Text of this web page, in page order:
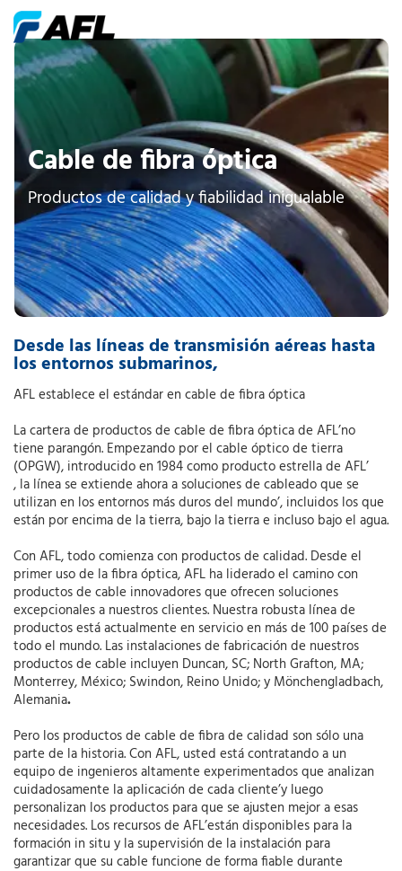
Cable de fibra óptica
Productos de calidad y fiabilidad inigualable
Desde las líneas de transmisión aéreas hasta
los entornos submarinos,
AFL establece el estándar en cable de fibra óptica
La cartera de productos de cable de fibra óptica de AFL’no
tiene parangón. Empezando por el cable óptico de tierra
(OPGW), introducido en 1984 como producto estrella de AFL’
, la línea se extiende ahora a soluciones de cableado que se
utilizan en los entornos más duros del mundo’, incluidos los que
están por encima de la tierra, bajo la tierra e incluso bajo el agua.
Con AFL, todo comienza con productos de calidad. Desde el
primer uso de la fibra óptica, AFL ha liderado el camino con
productos de cable innovadores que ofrecen soluciones
excepcionales a nuestros clientes. Nuestra robusta línea de
productos está actualmente en servicio en más de 100 países de
todo el mundo. Las instalaciones de fabricación de nuestros
productos de cable incluyen Duncan, SC; North Grafton, MA;
Monterrey, México; Swindon, Reino Unido; y Mönchengladbach,
Alemania.
Pero los productos de cable de fibra de calidad son sólo una
parte de la historia. Con AFL, usted está contratando a un
equipo de ingenieros altamente experimentados que analizan
cuidadosamente la aplicación de cada cliente’y luego
personalizan los productos para que se ajusten mejor a esas
necesidades. Los recursos de AFL’están disponibles para la
formación in situ y la supervisión de la instalación para
garantizar que su cable funcione de forma fiable durante